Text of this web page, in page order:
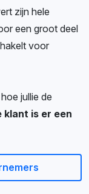
zijn hele
een groot deel
voor
jullie de
klant is er een